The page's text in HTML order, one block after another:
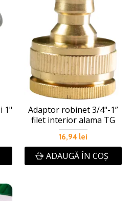
1"
Adaptor robinet 3/4"-1”
filet interior alama TG
16,94 lei
ADAUGĂ ÎN COŞ